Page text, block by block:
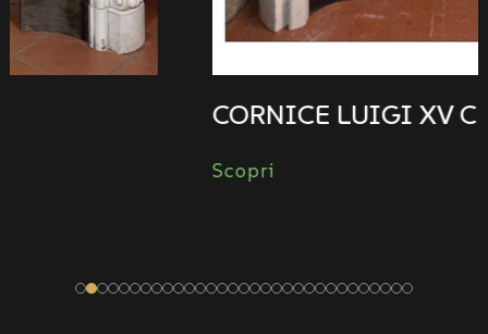
CORNICE LUIGI XV CM 2605